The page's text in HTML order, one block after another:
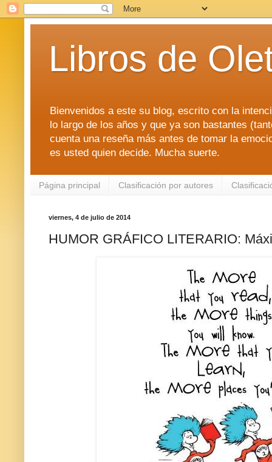
Libros de
Bienvenidos a este su blog, escrito con la
lo largo de los años y que ya son bastantes
cuenta una reseña más antes de tomar la
es usted quien decide. Mucha suerte.
Página principal Clasificación por autores
viernes, 4 de julio de 2014
HUMOR GRÁFICO LITERARIO: